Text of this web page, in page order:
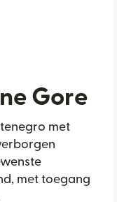
Gore
met
met toegang